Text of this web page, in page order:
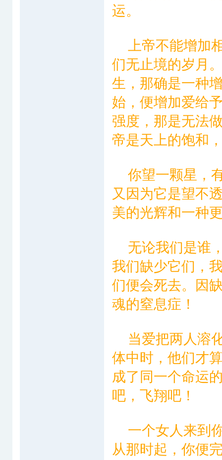
运。
上帝不能增加
们无止境的岁月
生，那确是一种
始，便增加爱给
强度，那是无法
帝是天上的饱和
你望一颗星，
又因为它是望不
美的光辉和一种
无论我们是谁
我们缺少它们，
们便会死去。因
魂的窒息症！
当爱把两人溶
体中时，他们才
成了同一个命运
吧，飞翔吧！
一个女人来到
从那时起，你便